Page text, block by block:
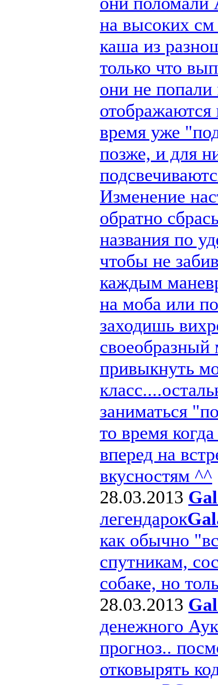
на высоких
каша из
только что
они не попали
время уже
позже, и для
Изменение
обратно
названия по
чтобы не
каждым
на моба или
заходишь
своеобразный
привыкнуть
заниматься
то время
вперед на
вкусностям ^^
28.03.2013
легендарок
как обычно
спутникам,
собаке, но
28.03.2013
денежного
прогноз..
отковырять